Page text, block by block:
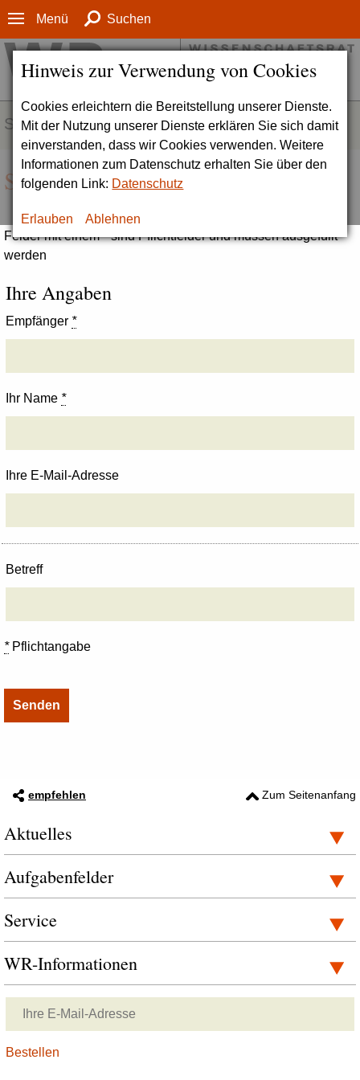
Hinweis zur Verwendung von Cookies
Cookies erleichtern die Bereitstellung unserer Dienste.
Mit der Nutzung unserer Dienste erklären Sie sich damit
einverstanden, dass wir Cookies verwenden. Weitere
Informationen zum Datenschutz erhalten Sie über den
folgenden Link: Datenschutz
Erlauben Ablehnen
Menü Suchen
SERVICE
Seite empfehlen
Felder mit einem * sind Pflichtfelder und müssen ausgefüllt
werden
Ihre Angaben
Empfänger *
Ihr Name *
Ihre E-Mail-Adresse
Betreff
*Pflichtangabe
empfehlen Zum Seitenanfang
Aktuelles
Aufgabenfelder
Service
WR-Informationen